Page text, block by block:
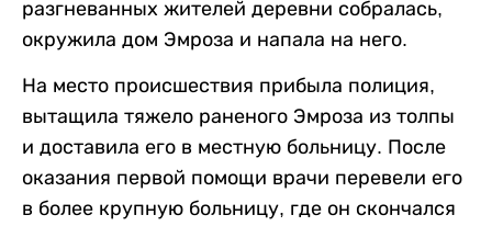
разгневанных жителей деревни собралась,
окружила дом Эмроза и напала на него.
На место происшествия прибыла полиция,
вытащила тяжело раненого Эмроза из толпы
и доставила его в местную больницу. После
оказания первой помощи врачи перевели его
в более крупную больницу, где он скончался